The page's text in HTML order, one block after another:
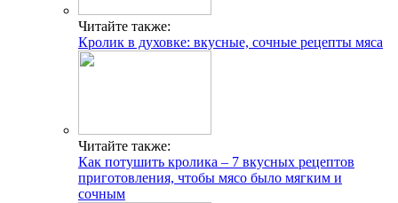
Читайте также:
Кролик в духовке: вкусные, сочные рецепты мяса
Читайте также:
Как потушить кролика – 7 вкусных рецептов
приготовления, чтобы мясо было мягким и
сочным